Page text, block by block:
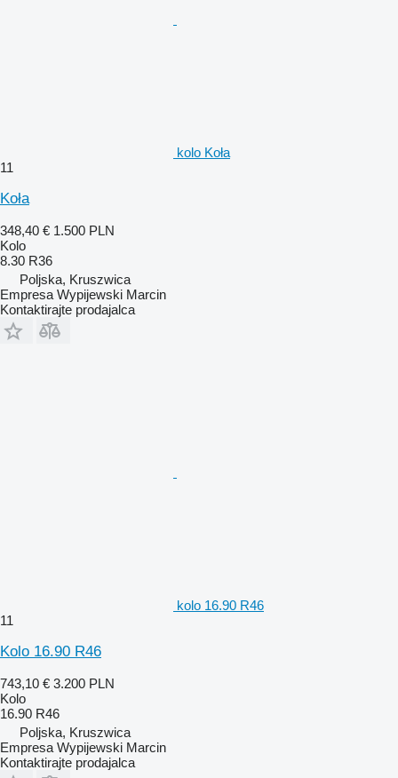
kolo Koła
11
Koła
348,40 € 1.500 PLN
Kolo
8.30 R36
Poljska, Kruszwica
Empresa Wypijewski Marcin
Kontaktirajte prodajalca
kolo 16.90 R46
11
Kolo 16.90 R46
743,10 € 3.200 PLN
Kolo
16.90 R46
Poljska, Kruszwica
Empresa Wypijewski Marcin
Kontaktirajte prodajalca